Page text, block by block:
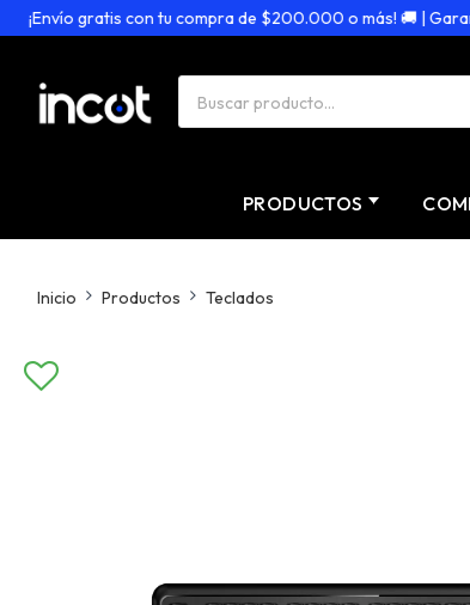
gratis con tu compra de $200.000 o más! 🚚 |
PRODUCTOS
Inicio Productos Teclados